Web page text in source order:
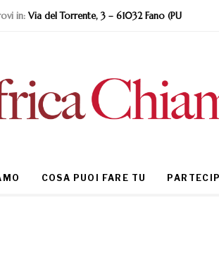
in: Via del Torrente, 3 – 61032 Fano (PU
COSA PUOI FARE TU